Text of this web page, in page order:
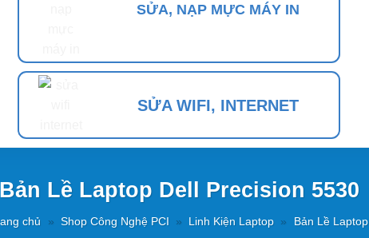
SỬA, NẠP MỰC MÁY IN
SỬA WIFI, INTERNET
Lề Laptop Dell Precision 5530
chủ » Shop Công Nghệ PCI » Linh Kiện Laptop » Bản Lề Laptop